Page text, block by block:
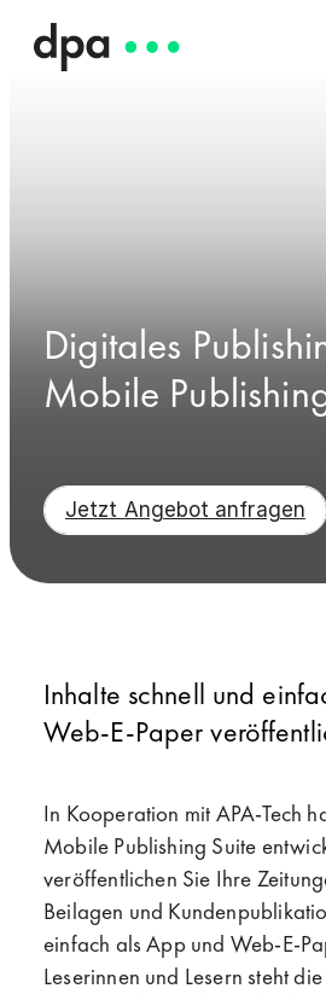
Digitales
Mobile
Jetzt Angebot anfragen
Inhalte schnell und
Web-E-Paper
In Kooperation mit APA-Tech
Mobile Publishing Suite
veröffentlichen Sie Ihre
Beilagen und
einfach als App und Web-E-
Leserinnen und Lesern steht